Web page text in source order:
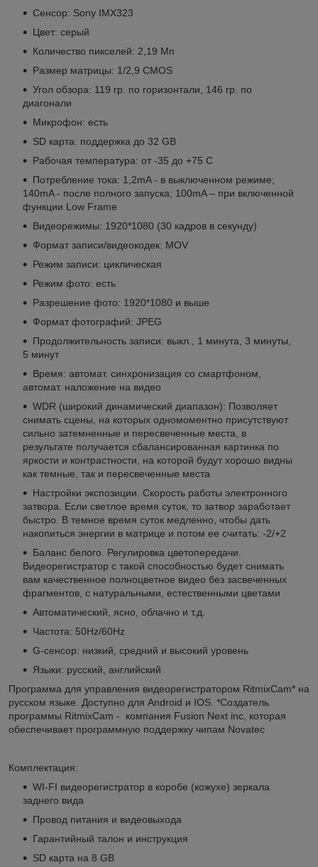
Сенсор: Sony IMX323
Цвет: серый
Количество пикселей: 2,19 Мп
Размер матрицы: 1/2,9 CMOS
Угол обзора: 119 гр. по горизонтали, 146 гр. по
диагонали
Микрофон: есть
SD карта: поддержка до 32 GB
Рабочая температура: от -35 до +75 C
Потребление тока: 1,2mA - в выключенном режиме;
140mA - после полного запуска; 100mA – при включенной
функции Low Frame
Видеорежимы: 1920*1080 (30 кадров в секунду)
Формат записи/видеокодек: MOV
Режим записи: циклическая
Режим фото: есть
Разрешение фото: 1920*1080 и выше
Формат фотографий: JPEG
Продолжительность записи: выкл., 1 минута, 3 минуты,
5 минут
Время: автомат. синхронизация со смартфоном,
автомат. наложение на видео
WDR (широкий динамический диапазон): Позволяет
снимать сцены, на которых одномоментно присутствуют
сильно затемненные и пересвеченные места, в
результате получается сбалансированная картинка по
яркости и контрастности, на которой будут хорошо видны
как темные, так и пересвеченные места
Настройки экспозиции. Скорость работы электронного
затвора. Если светлое время суток, то затвор заработает
быстро. В темное время суток медленно, чтобы дать
накопиться энергии в матрице и потом ее считать: -2/+2
Баланс белого. Регулировка цветопередачи.
Видеорегистратор с такой способностью будет снимать
вам качественное полноцветное видео без засвеченных
фрагментов, с натуральными, естественными цветами
Автоматический, ясно, облачно и т.д.
Частота: 50Нz/60Hz
G-сенсор: низкий, средний и высокий уровень
Языки: русский, английский
Программа для управления видеорегистратором RitmixCam* на
русском языке. Доступно для Android и IOS. *Создатель
программы RitmixCam - компания Fusion Next inc, которая
обеспечивает программную поддержку чипам Novatec
Комплектация:
WI-FI видеорегистратор в коробе (кожухе) зеркала
заднего вида
Провод питания и видеовыхода
Гарантийный талон и инструкция
SD карта на 8 GB